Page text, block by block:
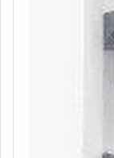
normais e
serem
mais simples,
versões que
suas
48.000 litros/